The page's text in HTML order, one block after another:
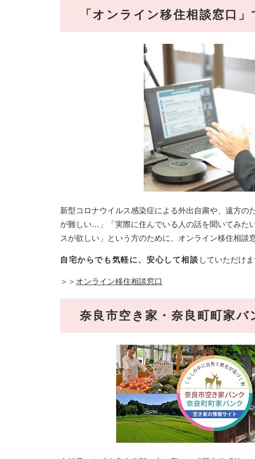
「オンライン移住相談窓口
新型コロナウイルス感染症による外出自粛や、遠方の
が難しい…」「実際に住んでいる人の話を聞いてみた
スが欲しい」という方のために、オンライン移住相談
自宅からでも気軽に、安心して相談 していただけま
＞＞ オンライン移住相談窓口
奈良市空き家・奈良町町家バ